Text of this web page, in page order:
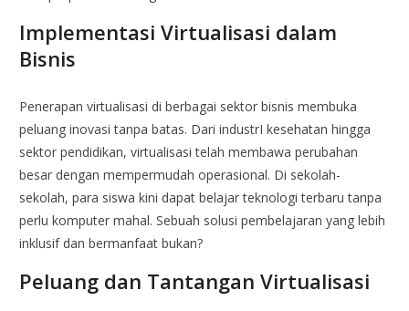
Implementasi Virtualisasi dalam
Bisnis
Penerapan virtualisasi di berbagai sektor bisnis membuka
peluang inovasi tanpa batas. Dari industrI kesehatan hingga
sektor pendidikan, virtualisasi telah membawa perubahan
besar dengan mempermudah operasional. Di sekolah-
sekolah, para siswa kini dapat belajar teknologi terbaru tanpa
perlu komputer mahal. Sebuah solusi pembelajaran yang lebih
inklusif dan bermanfaat bukan?
Peluang dan Tantangan Virtualisasi